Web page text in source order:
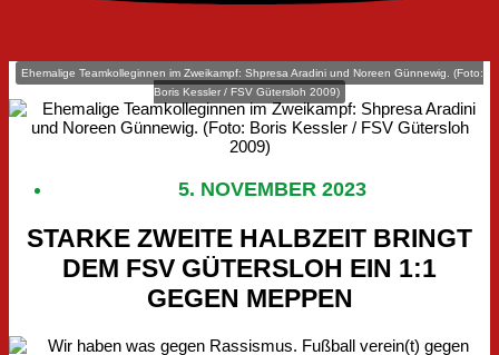
Ehemalige Teamkolleginnen im Zweikampf: Shpresa Aradini und Noreen Günnewig. (Foto:
Boris Kessler / FSV Gütersloh 2009)
5. NOVEMBER 2023
STARKE ZWEITE HALBZEIT BRINGT
DEM FSV GÜTERSLOH EIN 1:1
GEGEN MEPPEN